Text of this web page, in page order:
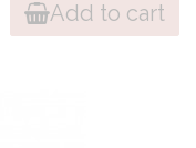
Add to cart